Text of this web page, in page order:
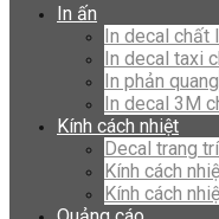
In ấn
In decal chất
In decal taxi
In phản quang
In decal 3M
Kính cách nhiệt
Decal trang
Kính cách
Kính cách